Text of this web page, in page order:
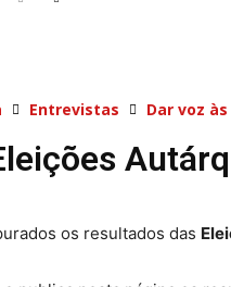
MARCHAS
NATAL NAS
Entrevistas Dar voz
os resultados das